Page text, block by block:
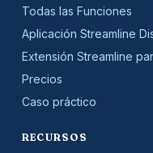
Todas las Funciones
Aplicación Streamline
Extensión Streamline
Precios
Caso práctico
RECURSOS